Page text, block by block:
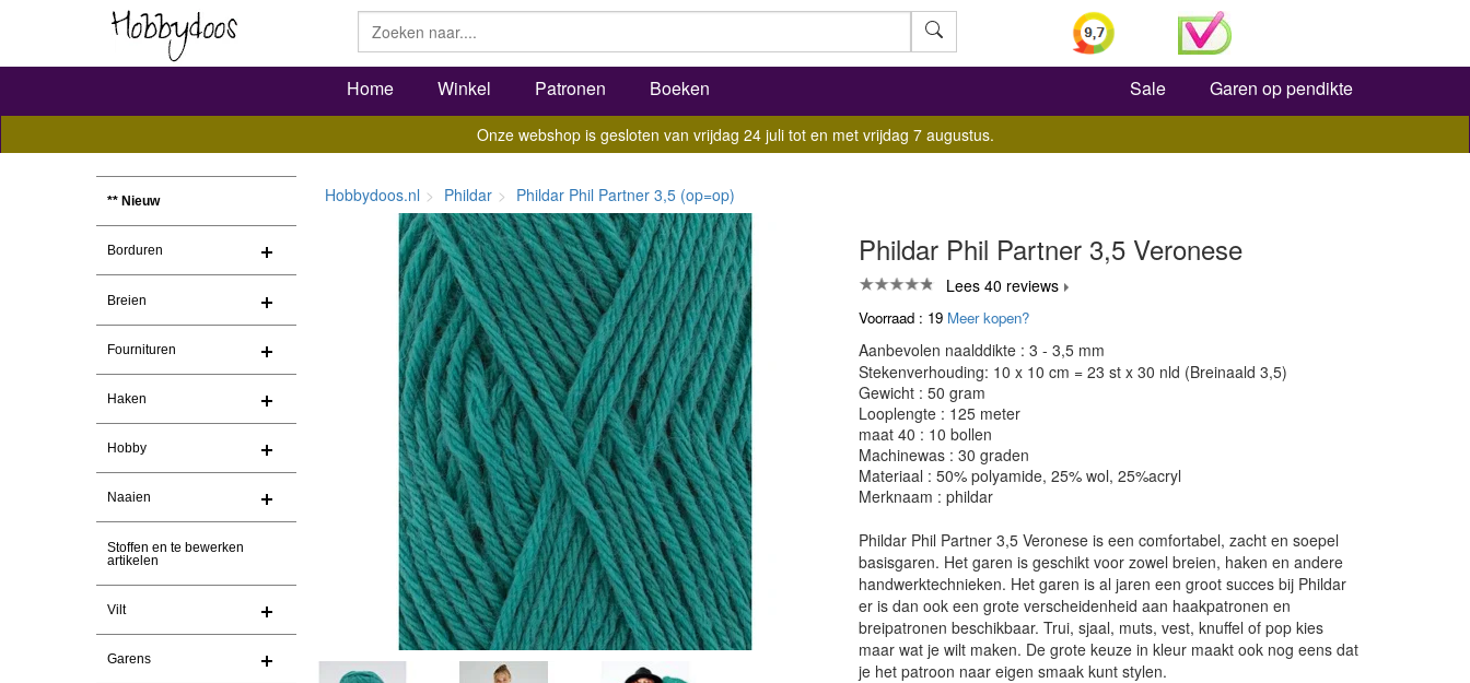
Zoeken
Home Winkel Patronen Boeken Sale Garen op pendikte
Onze webshop is gesloten van vrijdag 24 juli tot en met vrijdag 7 augustus.
** Nieuw
Borduren
Breien
Fournituren
Haken
Hobby
Naaien
Stoffen en te bewerken
artikelen
Vilt
Garens
Hobbydoos.nl Phildar Phildar Phil Partner 3,5 (op=op)
Phildar Phil Partner 3,5 Veronese
Lees 40 reviews
Voorraad : 19 Meer kopen?
Aanbevolen naalddikte : 3 - 3,5 mm
Stekenverhouding: 10 x 10 cm = 23 st x 30 nld (Breinaald 3,5)
Gewicht : 50 gram
Looplengte : 125 meter
maat 40 : 10 bollen
Machinewas : 30 graden
Materiaal : 50% polyamide, 25% wol, 25%acryl
Merknaam : phildar
Phildar Phil Partner 3,5 Veronese is een comfortabel, zacht en soepel
basisgaren. Het garen is geschikt voor zowel breien, haken en andere
handwerktechnieken. Het garen is al jaren een groot succes bij Phildar
er is dan ook een grote verscheidenheid aan haakpatronen en
breipatronen beschikbaar. Trui, sjaal, muts, vest, knuffel of pop kies
maar wat je wilt maken. De grote keuze in kleur maakt ook nog eens dat
je het patroon naar eigen smaak kunt stylen.